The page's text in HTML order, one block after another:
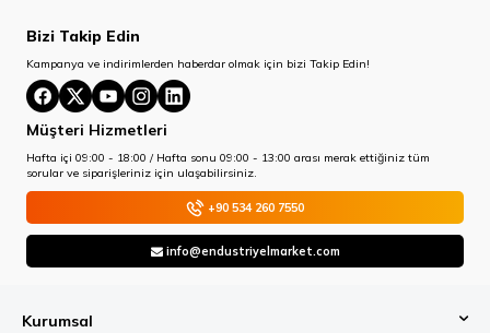
Bizi Takip Edin
Kampanya ve indirimlerden haberdar olmak için bizi Takip Edin!
Müşteri Hizmetleri
Hafta içi 09:00 - 18:00 / Hafta sonu 09:00 - 13:00 arası merak ettiğiniz tüm
sorular ve siparişleriniz için ulaşabilirsiniz.
+90 534 260 7550
info@endustriyelmarket.com
Kurumsal